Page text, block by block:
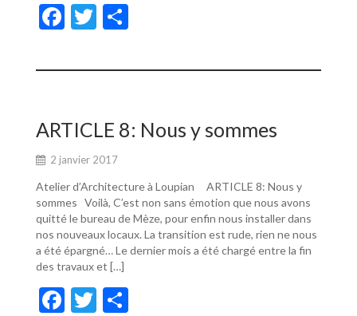
F
e
o
o
k
T
itt ta
er
ARTICLE 8: Nous y sommes
2 janvier 2017
Atelier d’Architecture à Loupian ARTICLE 8: Nous y
sommes Voilà, C’est non sans émotion que nous avons
quitté le bureau de Mèze, pour enfin nous installer dans
nos nouveaux locaux. La transition est rude, rien ne nous
a été épargné… Le dernier mois a été chargé entre la fin
des travaux et […]
F
T